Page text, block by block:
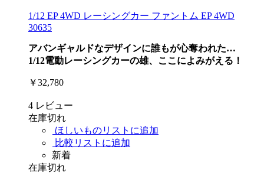
1/12 EP 4WD レーシングカー ファントム EP 4WD
30635
アバンギャルドなデザインに誰もが心奪われた…
1/12電動レーシングカーの雄、ここによみがえる！
￥32,780
4 レビュー
在庫切れ
ほしいものリストに追加
比較リストに追加
新着
在庫切れ